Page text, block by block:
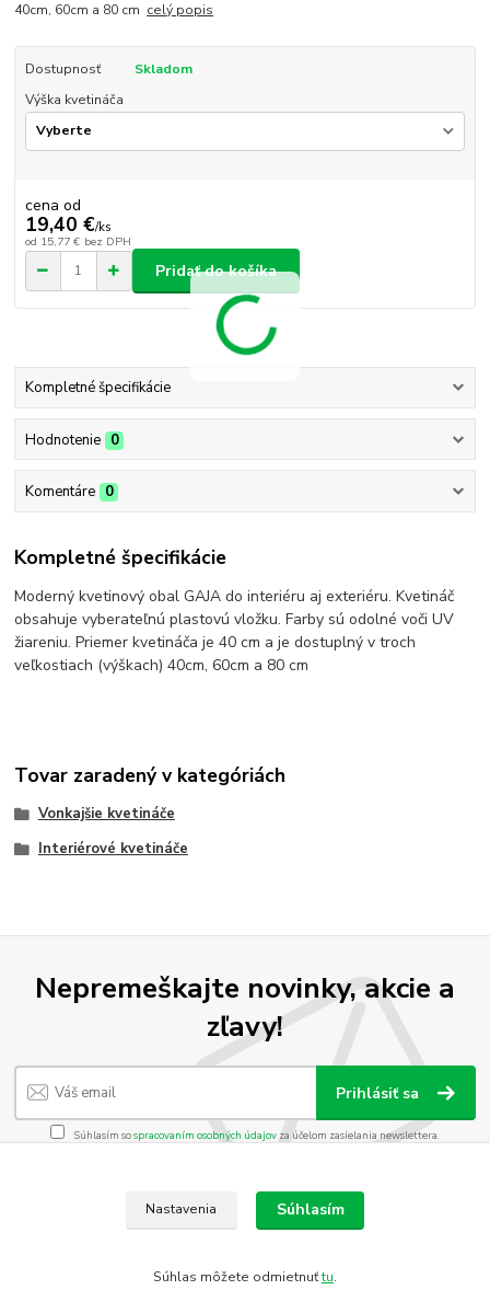
40cm, 60cm a 80 cm celý popis
Dostupnosť
Skladom
Výška kvetináča
cena od
19,40 €/ks
od 15,77 € bez DPH
Pridať do košíka
Kompletné špecifikácie
Hodnotenie 0
Komentáre 0
Kompletné špecifikácie
Moderný kvetinový obal GAJA do interiéru aj exteriéru. Kvetináč
obsahuje vyberateľnú plastovú vložku. Farby sú odolné voči UV
žiareniu. Priemer kvetináča je 40 cm a je dostuplný v troch
veľkostiach (výškach) 40cm, 60cm a 80 cm
Tovar zaradený v kategóriách
Vonkajšie kvetináče
Interiérové kvetináče
Nepremeškajte novinky, akcie a
zľavy!
Prihlásiť sa
Súhlasím sospracovaním osobných údajov za účelom zasielania newslettera.
https://www.heureka.sk/direct/dotaznik/export-review.php?
Nastavenia Súhlasím
Súhlas môžete odmietnuťtu.